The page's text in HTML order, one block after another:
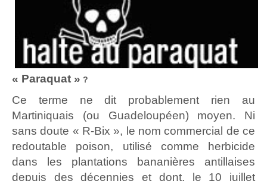
« Paraquat » ?
Ce terme ne dit probablement rien au
Martiniquais (ou Guadeloupéen) moyen. Ni
sans doute « R-Bix », le nom commercial de ce
redoutable poison, utilisé comme herbicide
dans les plantations bananières antillaises
depuis des décennies et dont, le 10 juillet